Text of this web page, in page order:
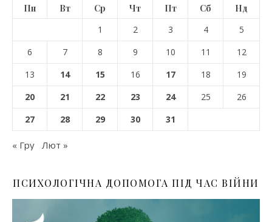
Пн Вт Ср Чт Пт Сб
Нд
1
2 3 4
5
6
7 8 9 10 11
12
13
14 15 16 17 18
19
20
21 22 23 24 25
26
27
28 29 30 31
« Гру Лют »
ПСИХОЛОГІЧНА ДОПОМОГА ПІД ЧАС ВІЙНИ